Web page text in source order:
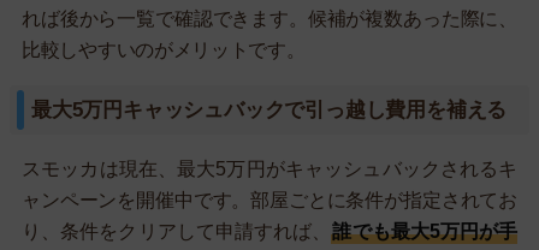
れば後から一覧で確認できます。候補が複数あった際に、
比較しやすいのがメリットです。
最大5万円キャッシュバックで引っ越し費用を補える
スモッカは現在、最大5万円がキャッシュバックされるキ
ャンペーンを開催中です。部屋ごとに条件が指定されてお
り、条件をクリアして申請すれば、誰でも最大5万円が手